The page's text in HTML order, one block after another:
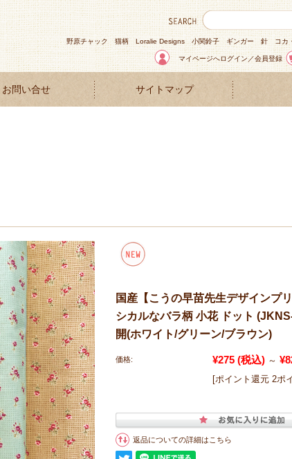
野原チャック 猫柄 Loralie Designs 小関鈴子 ギンガー 針 コカ
マイページへログイン／会員登録
お問い合せ サイトマップ
国産【こうの早苗先生デザインプ
シカルなバラ柄 小花 ドット
開(ホワイト/グリーン/ブラウン)
価格: ¥275 (税込) ～
[ポイント還元 2ポ
返品についての詳細はこちら